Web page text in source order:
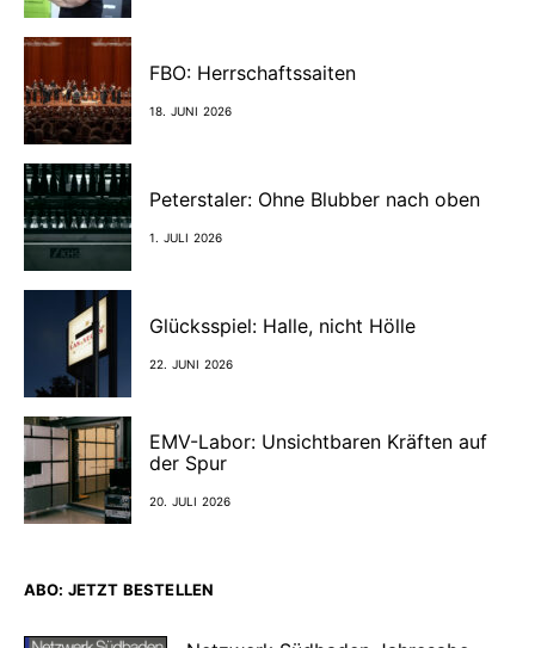
FBO: Herrschaftssaiten
18. JUNI 2026
Peterstaler: Ohne Blubber nach oben
1. JULI 2026
Glücksspiel: Halle, nicht Hölle
22. JUNI 2026
EMV-Labor: Unsichtbaren Kräften auf
der Spur
20. JULI 2026
ABO: JETZT BESTELLEN